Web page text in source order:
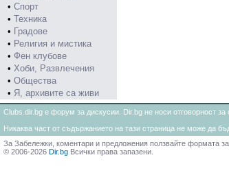
• Спорт
• Техника
• Градове
• Религия и мистика
• Фен клубове
• Хоби, Развлечения
• Общества
• Я, архивите са живи
Clubs.dir.bg е форум за дискусии. Dir.bg не носи отговорност
Никаква част от съдържанието на тази страница не може да
За Забележки, коментари и предложения ползвайте формата за
© 2006-2026 Dir.bg Всички права запазени.